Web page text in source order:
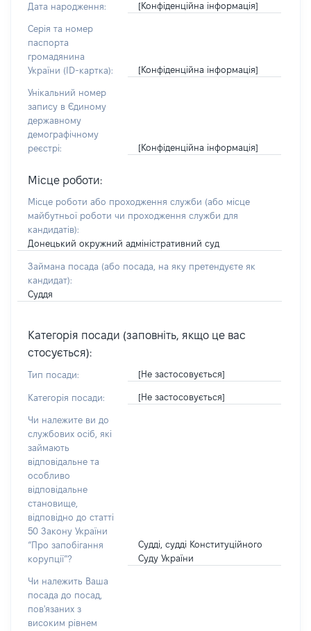
Дата народження: [Конфіденційна інформація]
Серія та номер
паспорта
громадянина
України (ID-картка):
[Конфіденційна інформація]
Унікальний номер
запису в Єдиному
державному
демографічному
реєстрі:
[Конфіденційна інформація]
Місце роботи:
Місце роботи або проходження служби (або місце
майбутньої роботи чи проходження служби для
кандидатів):
Донецький окружний адміністративний суд
Займана посада (або посада, на яку претендуєте як
кандидат):
Суддя
Категорія посади (заповніть, якщо це вас
стосується):
Тип посади: [Не застосовується]
Категорія посади: [Не застосовується]
Чи належите ви до
службових осіб, які
займають
відповідальне та
особливо
відповідальне
становище,
відповідно до статті
50 Закону України
“Про запобігання
корупції”?
Судді, судді Конституційного
Суду України
Чи належить Ваша
посада до посад,
пов'язаних з
високим рівнем